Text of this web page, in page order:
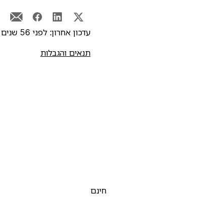
עדכון אחרון: לפני 56 שנים
תנאים והגבלות
חינם